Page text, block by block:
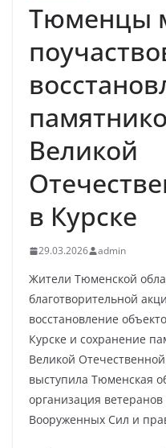
Тюменцы
Великой
в Курске
29.03.2026 admin
Жители Тюменской
благотворительной
восстановление
Курске и сохранение
Великой
выступила Тюменская
организация
Вооруженных Сил и